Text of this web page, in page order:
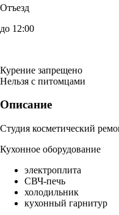
Отъезд
до 12:00
Курение запрещено
Нельзя с питомцами
Описание
Студия косметический
Кухонное оборудование
электроплита
СВЧ-печь
холодильник
кухонный гарнитур